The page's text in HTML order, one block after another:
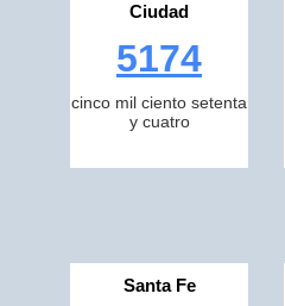
Ciudad
5174
cinco mil ciento setenta
y cuatro
Santa Fe